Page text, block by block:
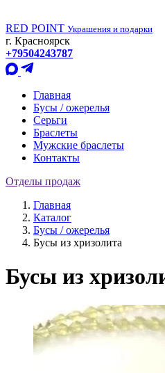
RED POINT Украшения и подарки
г. Красноярск
+79504243787
Главная
Бусы / ожерелья
Серьги
Браслеты
Мужские браслеты
Контакты
Отделы продаж
Главная
Каталог
Бусы / ожерелья
Бусы из хризолита
Бусы из